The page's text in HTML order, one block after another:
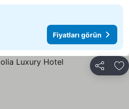
Fiyatları görün
Paylaş